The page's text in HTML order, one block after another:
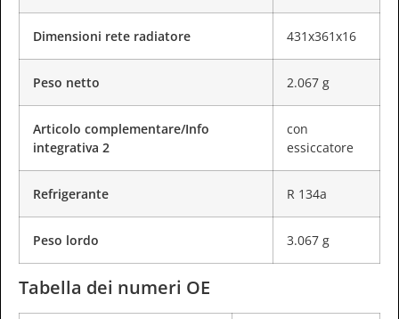
Dimensioni rete radiatore 431x361x16
Peso netto 2.067 g
Articolo complementare/Info
integrativa 2
con
essiccatore
Refrigerante R 134a
Peso lordo 3.067 g
Tabella dei numeri OE